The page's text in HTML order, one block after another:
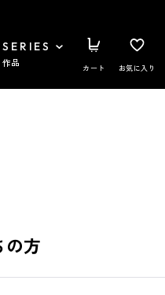
SERIES
作品 カート お気に入り
方